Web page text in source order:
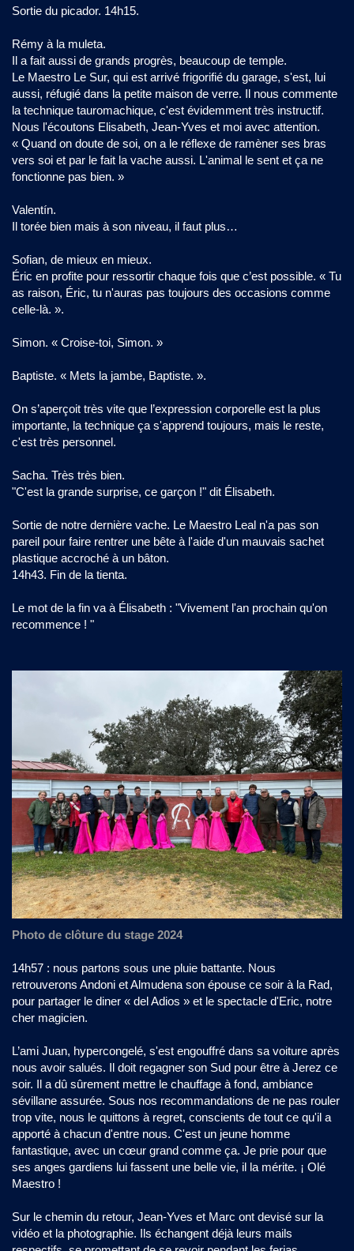
Sortie du picador. 14h15.
Rémy à la muleta.
Il a fait aussi de grands progrès, beaucoup de temple.
Le Maestro Le Sur, qui est arrivé frigorifié du garage, s'est, lui
aussi, réfugié dans la petite maison de verre. Il nous commente
la technique tauromachique, c'est évidemment très instructif.
Nous l'écoutons Elisabeth, Jean-Yves et moi avec attention.
« Quand on doute de soi, on a le réflexe de ramèner ses bras
vers soi et par le fait la vache aussi. L'animal le sent et ça ne
fonctionne pas bien. »
Valentín.
Il torée bien mais à son niveau, il faut plus…
Sofian, de mieux en mieux.
Éric en profite pour ressortir chaque fois que c’est possible. « Tu
as raison, Éric, tu n'auras pas toujours des occasions comme
celle-là. ».
Simon. « Croise-toi, Simon. »
Baptiste. « Mets la jambe, Baptiste. ».
On s’aperçoit très vite que l’expression corporelle est la plus
importante, la technique ça s'apprend toujours, mais le reste,
c'est très personnel.
Sacha. Très très bien.
"C'est la grande surprise, ce garçon !" dit Élisabeth.
Sortie de notre dernière vache. Le Maestro Leal n'a pas son
pareil pour faire rentrer une bête à l'aide d'un mauvais sachet
plastique accroché à un bâton.
14h43. Fin de la tienta.
Le mot de la fin va à Élisabeth : "Vivement l'an prochain qu'on
recommence ! "
Photo de clôture du stage 2024
14h57 : nous partons sous une pluie battante. Nous
retrouverons Andoni et Almudena son épouse ce soir à la Rad,
pour partager le diner « del Adios » et le spectacle d'Eric, notre
cher magicien.
L’ami Juan, hypercongelé, s'est engouffré dans sa voiture après
nous avoir salués. Il doit regagner son Sud pour être à Jerez ce
soir. Il a dû sûrement mettre le chauffage à fond, ambiance
sévillane assurée. Sous nos recommandations de ne pas rouler
trop vite, nous le quittons à regret, conscients de tout ce qu'il a
apporté à chacun d'entre nous. C'est un jeune homme
fantastique, avec un cœur grand comme ça. Je prie pour que
ses anges gardiens lui fassent une belle vie, il la mérite. ¡ Olé
Maestro !
Sur le chemin du retour, Jean-Yves et Marc ont devisé sur la
vidéo et la photographie. Ils échangent déjà leurs mails